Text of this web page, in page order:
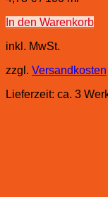
In den Warenkorb
inkl. MwSt.
zzgl. Versandkosten
Lieferzeit: ca. 3